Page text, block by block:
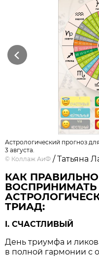
Previous
Астрологический прогноз
3 августа.
© Коллаж АиФ / Татьяна
КАК ПРАВИЛЬНО
ТРИАД:
I. СЧАСТЛИВЫЙ
День триумфа и
в полной гармонии